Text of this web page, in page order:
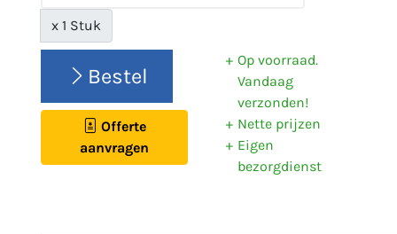
x 1 Stuk
Bestel
Offerte
aanvragen
Op voorraad.
Vandaag
verzonden!
Nette prijzen
Eigen
bezorgdienst